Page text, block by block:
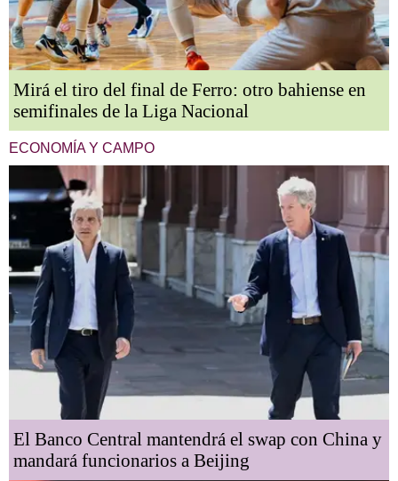
Mirá el tiro del final de Ferro: otro bahiense en
semifinales de la Liga Nacional
ECONOMÍA Y CAMPO
El Banco Central mantendrá el swap con China y
mandará funcionarios a Beijing